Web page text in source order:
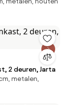
2 deuren, Jarta
metalen,